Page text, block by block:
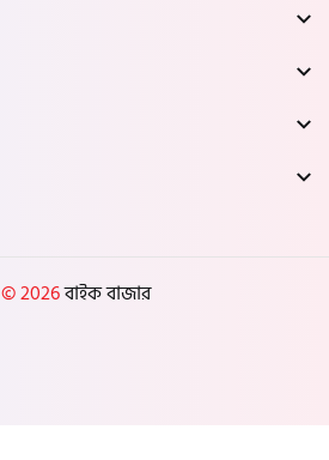
© 2026বাইক বাজার